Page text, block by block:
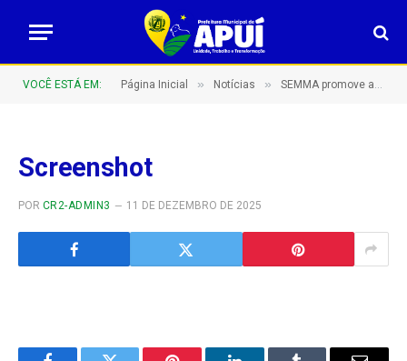
VOCÊ ESTÁ EM: Página Inicial » Notícias » SEMMA promove ações educativas durante a Semana do Meio Ambiente em escolas do município
Screenshot
POR CR2-ADMIN3 11 DE DEZEMBRO DE 2025